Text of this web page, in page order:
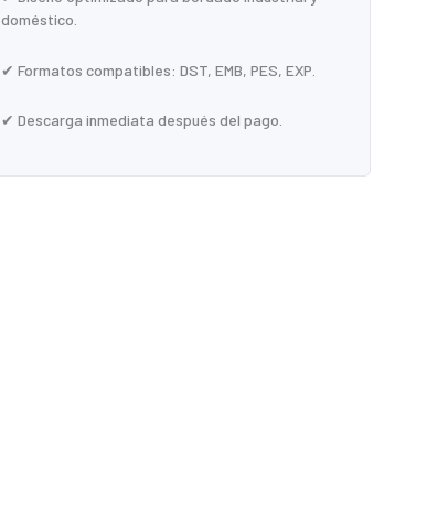
doméstico.
✔ Formatos compatibles: DST, EMB, PES, EXP.
✔ Descarga inmediata después del pago.